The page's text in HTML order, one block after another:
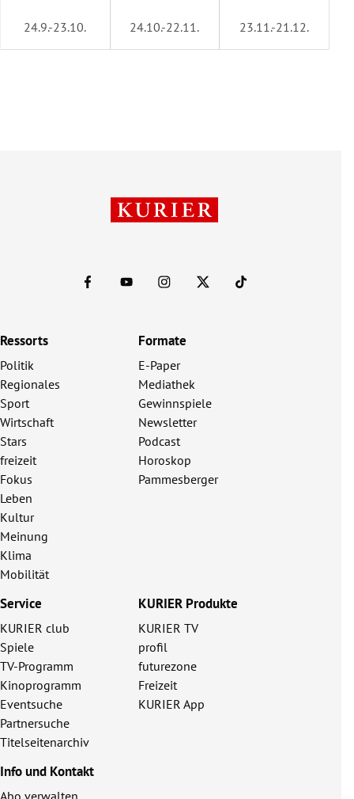
24.9.-23.10. 24.10.-22.11. 23.11.-21.12.
Ressorts
Politik
Regionales
Sport
Wirtschaft
Stars
freizeit
Fokus
Leben
Kultur
Meinung
Klima
Mobilität
Formate
E-Paper
Mediathek
Gewinnspiele
Newsletter
Podcast
Horoskop
Pammesberger
Service
KURIER club
Spiele
TV-Programm
Kinoprogramm
Eventsuche
Partnersuche
Titelseitenarchiv
KURIER Produkte
KURIER TV
profil
futurezone
Freizeit
KURIER App
Info und Kontakt
Abo verwalten